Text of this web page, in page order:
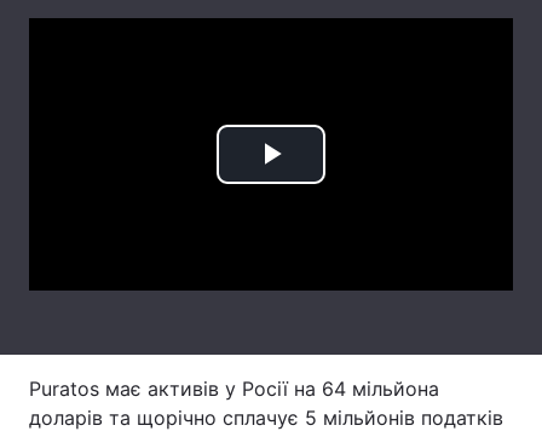
Play
Puratos має активів у Росії на 64 мільйона
доларів та щорічно сплачує 5 мільйонів податків